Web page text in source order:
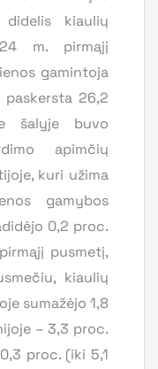
kiaulių
m. pirmąjį
gamintoja
26,2
šalyje buvo
apimčių
kuri užima
gamybos
0,2 proc.
pusmetį,
kiaulių
sumažėjo 1,8
– 3,3 proc.
proc. (iki 5,1